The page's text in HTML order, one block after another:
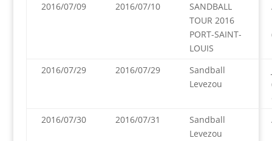
2016/07/09
2016/07/10
SANDBALL
TOUR 2016
PORT-SAINT-
LOUIS
2016/07/29
2016/07/29
Sandball
Levezou
2016/07/30
2016/07/31
Sandball
Levezou